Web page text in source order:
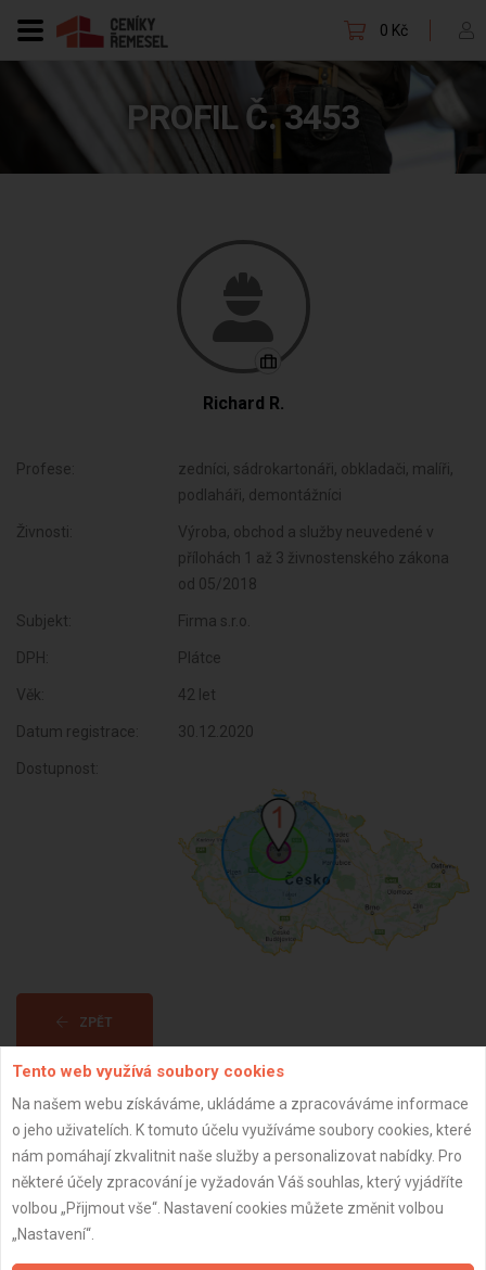
0 Kč
PROFIL Č. 3453
Richard R.
Profese:
zedníci, sádrokartonáři, obkladači, malíři,
podlaháři, demontážníci
Živnosti:
Výroba, obchod a služby neuvedené v
přílohách 1 až 3 živnostenského zákona
od 05/2018
Subjekt: Firma s.r.o.
DPH: Plátce
Věk: 42 let
Datum registrace: 30.12.2020
Dostupnost:
ZPĚT
Aktualizováno z portálu ARES dne 01.01.2024 21:15:09
Tento web využívá soubory cookies
Na našem webu získáváme, ukládáme a zpracováváme informace
o jeho uživatelích. K tomuto účelu využíváme soubory cookies, které
nám pomáhají zkvalitnit naše služby a personalizovat nabídky. Pro
některé účely zpracování je vyžadován Váš souhlas, který vyjádříte
volbou „Přijmout vše“. Nastavení cookies můžete změnit volbou
„Nastavení“.